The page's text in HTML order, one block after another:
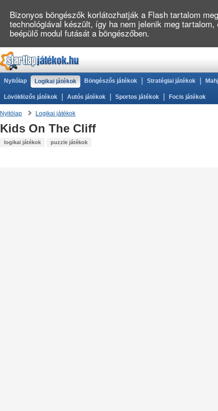
Nyitólap Logikai játékok Böngészős játékok Stratégiai játékok
Lövöldözős játékok Autós játékok Sportos játékok Focis játékok
Nyitólap Logikai játékok
Kids On The Cliff
logikai játékok puzzle játékok
Bizonyos böngészők korlátozhatják a Flash tartalom
technológiával készült, így ha nem jelenik meg
beépülő modul futását a böngészőben.